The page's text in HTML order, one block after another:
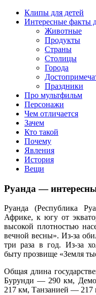
интересные факты про
мультфильмов, мульт-
клипы, интересные
мультфильмов
Клипы для детей
Интересные факты
Животные
Продукты
Страны
Столицы
Города
Праздники
Про мультфильм
Персонажи
Чем отличается
Зачем
Кто такой
Почему
Явления
История
Вещи
Руанда —
Руанда (Республика
Африке, к югу от
высокой плотностью
вечной весны». Из-за
три раза в год. Из-за
быту прозвище «Земля
Общая длина
Бурунди — 290 км,
217 км, Танзанией —